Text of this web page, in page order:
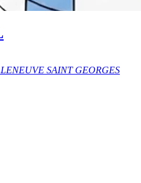
SAINT GEORGES